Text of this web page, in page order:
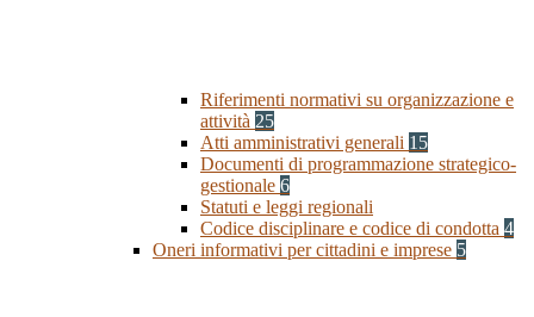
Riferimenti normativi su organizzazione e
attività 25
Atti amministrativi generali 15
Documenti di programmazione strategico-
gestionale 6
Statuti e leggi regionali
Codice disciplinare e codice di condotta 4
Oneri informativi per cittadini e imprese 5